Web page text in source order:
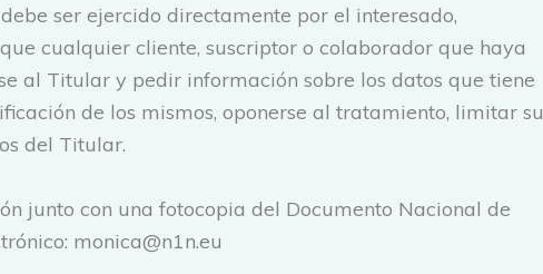
ser ejercido directamente por el interesado,
cualquier cliente, suscriptor o colaborador que haya
al Titular y pedir información sobre los datos que tiene
de los mismos, oponerse al tratamiento, limitar su
del Titular.
junto con una fotocopia del Documento Nacional de
monica@n1n.eu